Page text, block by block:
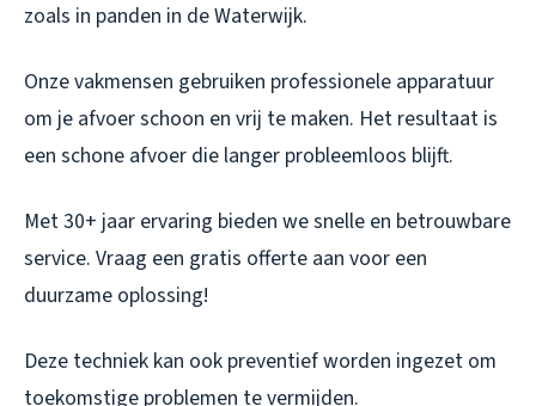
zoals in panden in de Waterwijk.
Onze vakmensen gebruiken professionele apparatuur
om je afvoer schoon en vrij te maken. Het resultaat is
een schone afvoer die langer probleemloos blijft.
Met 30+ jaar ervaring bieden we snelle en betrouwbare
service. Vraag een gratis offerte aan voor een
duurzame oplossing!
Deze techniek kan ook preventief worden ingezet om
toekomstige problemen te vermijden.